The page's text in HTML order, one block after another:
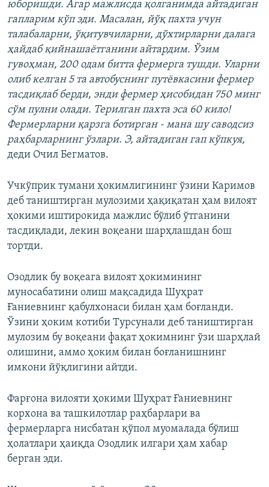
юборишди. Агар мажлисда қолганимда айтадиган
гапларим кўп эди. Масалан, йўқ пахта учун
талабаларни, ўқитувчиларни, дўхтирларни далага
ҳайдаб қийнашаётганини айтардим. Ўзим
гувоҳман, 200 одам битта фермерга тушди. Уларни
олиб келган 5 та автобуснинг путёвкасини фермер
тасдиқлаб берди, энди фермер ҳисобидан 750 минг
сўм пулни олади. Терилган пахта эса 60 кило!
Фермерларни қарзга ботирган - мана шу саводсиз
раҳбарларнинг ўзлари. Э, айтадиган гап кўпкуя,
деди Очил Бегматов.
Учкўприк тумани ҳокимлигининг ўзини Каримов
деб таништирган мулозими ҳақиқатан ҳам вилоят
ҳокими иштирокида мажлис бўлиб ўтганини
тасдиқлади, лекин воқеани шарҳлашдан бош
тортди.
Озодлик бу воқеага вилоят ҳокимининг
муносабатини олиш мақсадида Шуҳрат
Ғаниевнинг қабулхонаси билан ҳам боғланди.
Ўзини ҳоким котиби Турсунали деб таништирган
мулозим бу воқеани фақат ҳокимнинг ўзи шарҳлай
олишини, аммо ҳоким билан боғланишнинг
имкони йўқлигини айтди.
Фарғона вилояти ҳокими Шуҳрат Ғаниевнинг
корхона ва ташкилотлар раҳбарлари ва
фермерларга нисбатан қўпол муомалада бўлиш
ҳолатлари ҳаиқда Озодлик илгари ҳам хабар
берган эди.